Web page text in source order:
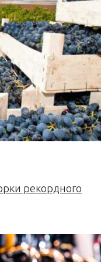
рекордного